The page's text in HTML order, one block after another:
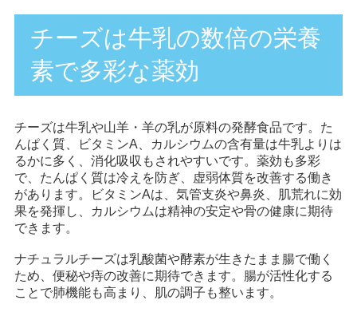
チーズは牛乳の数倍の栄養
素で多彩な薬効
チーズは牛乳や山羊・羊の乳が原料の発酵食品です。た
んぱく質、ビタミンA、カルシウムの含有量は牛乳よりは
るかに多く、消化吸収もされやすいです。薬効も多彩
で、たんぱく質は冷えを防ぎ、虚弱体質を改善する働き
があります。ビタミンAは、気管支炎や鼻炎、肌荒れに効
果を発揮し、カルシウムは精神の安定や骨の健康に期待
できます。
ナチュラルチーズは乳酸菌や酵素が生きたまま腸で働く
ため、便秘や痔の改善に期待できます。腸が活性化する
ことで肺機能も高まり、肌の調子も整います。